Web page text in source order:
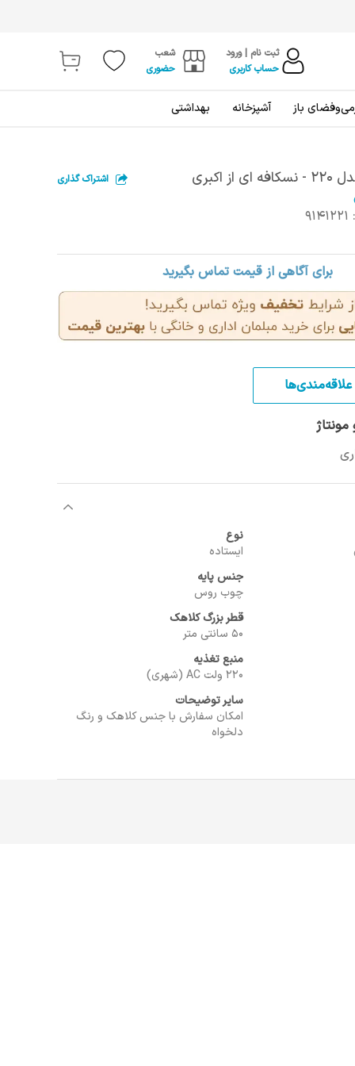
ثبت نام | ورود
حساب کاربری
شعب
حضوری
باز آشپزخانه بهداشتی
اکبری اشتراک گذاری
9141221
برای آگاهی از قیمت تماس بگیرید
نوع
ایستاده
جنس پایه
چوب روس
قطر بزرگ کلاهک
50 سانتی متر
منبع تغذیه
220 ولت AC (شهری)
سایر توضیحات
امکان سفارش با جنس کلاهک و رنگ
دلخواه